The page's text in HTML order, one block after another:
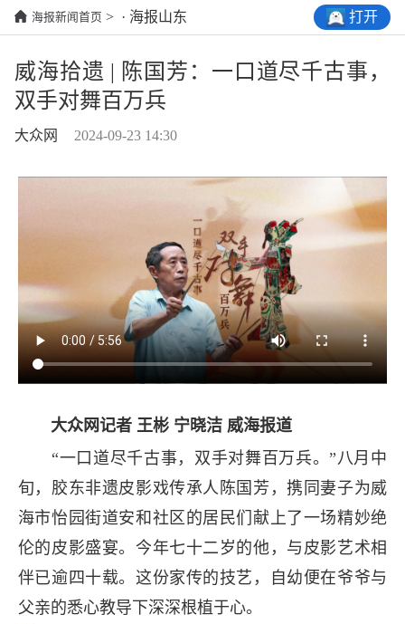
海报新闻首页 > · 海报山东 打开
威海拾遗 | 陈国芳：一口道尽千古事，
双手对舞百万兵
大众网 2024-09-23 14:30
大众网记者 王彬 宁晓洁 威海报道
“一口道尽千古事，双手对舞百万兵。”八月中
旬，胶东非遗皮影戏传承人陈国芳，携同妻子为威
海市怡园街道安和社区的居民们献上了一场精妙绝
伦的皮影盛宴。今年七十二岁的他，与皮影艺术相
伴已逾四十载。这份家传的技艺，自幼便在爷爷与
父亲的悉心教导下深深根植于心。